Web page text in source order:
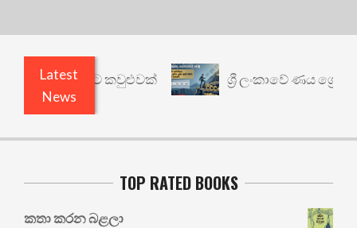
Latest
News
යථාර්ථයකට කවුළුවක් ශ්‍රී ලංකාවේ ණය
TOP RATED BOOKS
කතා කරන බළලා